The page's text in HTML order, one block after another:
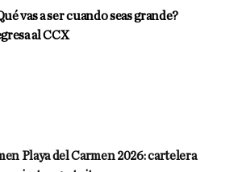
vas a ser cuando seas grande?
al CCX
Playa del Carmen 2026: cartelera